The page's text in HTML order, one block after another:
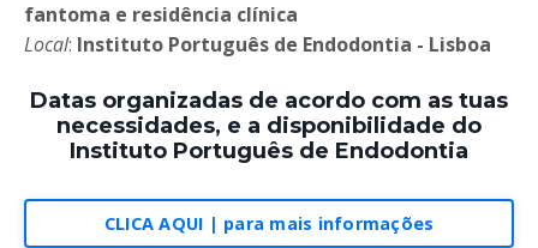
fantoma e residência clínica
Local: Instituto Português de Endodontia - Lisboa
Datas organizadas de acordo com as tuas
necessidades, e a disponibilidade do
Instituto Português de Endodontia
CLICA AQUI | para mais informações